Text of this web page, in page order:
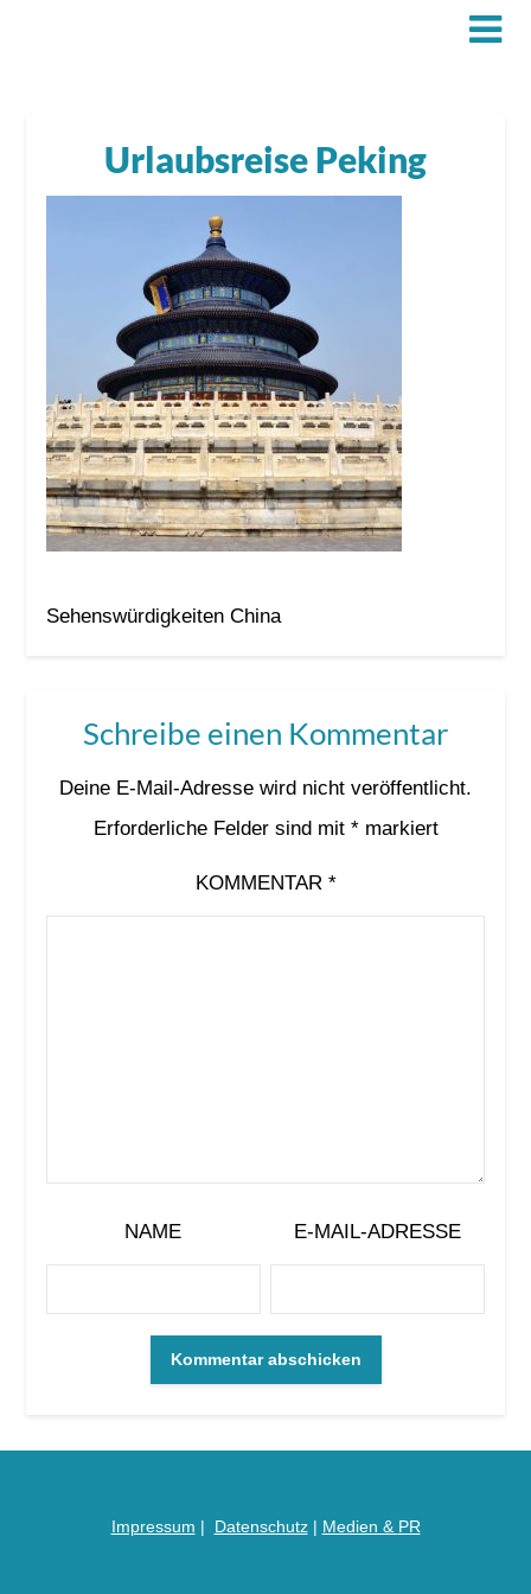
Urlaubsreise Peking
Sehenswürdigkeiten China
Schreibe einen Kommentar
Deine E-Mail-Adresse wird nicht veröffentlicht.
Erforderliche Felder sind mit *markiert
KOMMENTAR *
NAME E-MAIL-ADRESSE
Impressum | Datenschutz| Medien & PR